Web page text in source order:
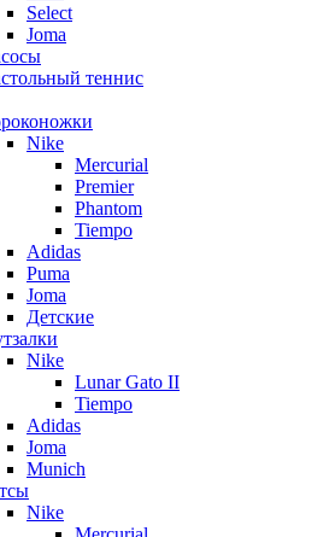
Select
Joma
теннис
Nike
Mercurial
Premier
Phantom
Tiempo
Adidas
Puma
Joma
Детские
Nike
Lunar Gato II
Tiempo
Adidas
Joma
Munich
Nike